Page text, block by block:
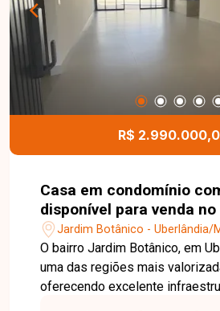
em uma casa bem localizada,
mais desejados de Uberlândia.
e agende sua visita!
R$
Casa em condomínio
disponível para venda
Botânico em Uberlândia-
Jardim Botânico - Uberlândia/
O bairro Jardim Botânico, em
uma das regiões mais
oferecendo excelente